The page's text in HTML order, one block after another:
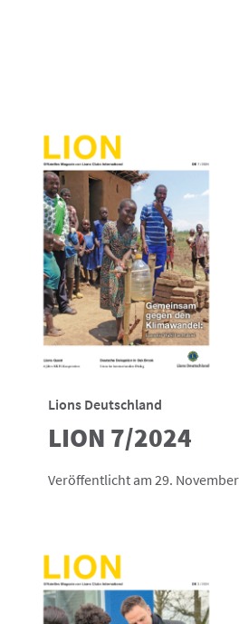
Lions Deutschland
LION 7/2024
Veröffentlicht am 29.